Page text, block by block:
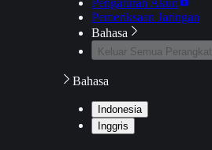
Pengaturan Akun
Pemeriksaan Jaringan
Bahasa
Keluar Semua Perangkat
Bahasa
Indonesia
Inggris